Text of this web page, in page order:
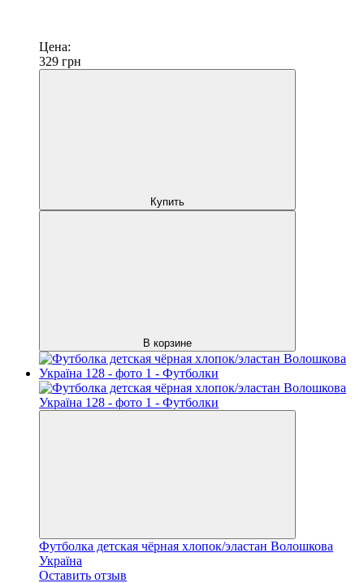
Цена:
329 грн
Купить
В корзине
Футболка детская чёрная хлопок/эластан Волошкова
Україна
Оставить отзыв